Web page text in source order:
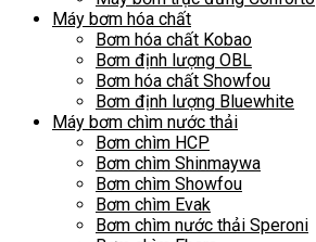
Máy bơm hóa chất
Bơm hóa chất Kobao
Bơm định lượng OBL
Bơm hóa chất Showfou
Bơm định lượng Bluewhite
Máy bơm chìm nước thải
Bơm chìm HCP
Bơm chìm Shinmaywa
Bơm chìm Showfou
Bơm chìm Evak
Bơm chìm nước thải Speroni